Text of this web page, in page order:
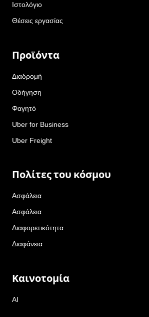
Ιστολόγιο
Θέσεις εργασίας
Προϊόντα
Διαδρομή
Οδήγηση
Φαγητό
Uber for Business
Uber Freight
Πολίτες του κόσμου
Ασφάλεια
Ασφάλεια
Διαφορετικότητα
Διαφάνεια
Καινοτομία
AI